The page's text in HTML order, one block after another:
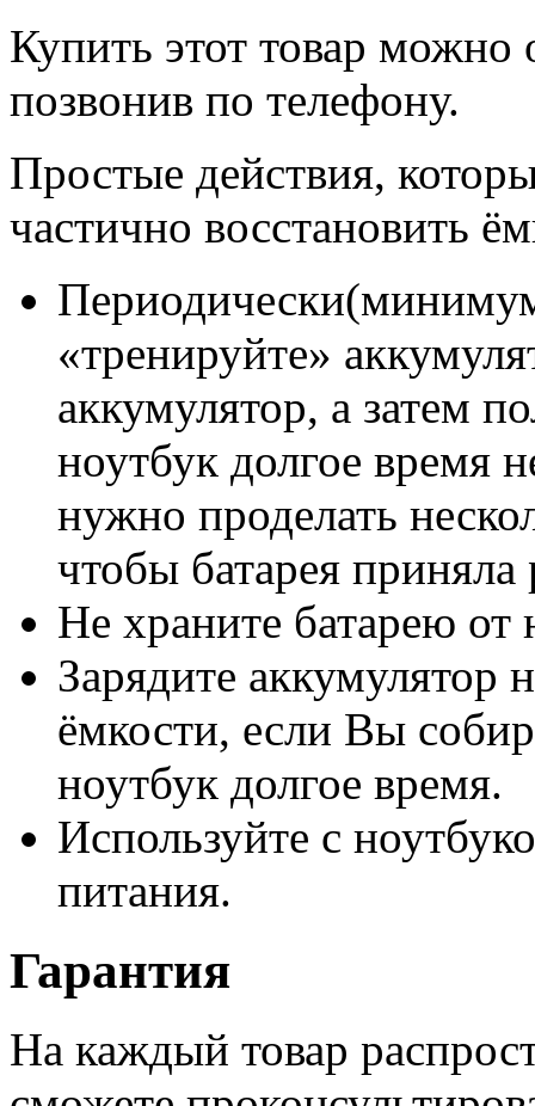
Купить этот товар можно
позвонив по телефону.
Простые действия,
частично восстановить
«тренируйте»
аккумулятор, а затем
ноутбук долгое время
нужно проделать
чтобы батарея
Не храните батарею от
Зарядите аккумулятор
ёмкости, если Вы
ноутбук долгое время.
Используйте с
питания.
Гарантия
На каждый товар